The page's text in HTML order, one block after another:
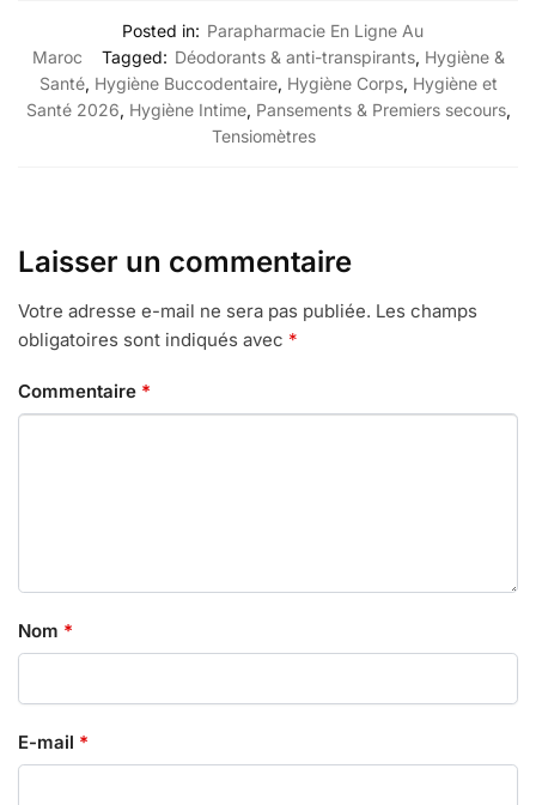
Posted in: Parapharmacie En Ligne Au
Maroc
Tagged: Déodorants & anti-transpirants, Hygiène &
Santé, Hygiène Buccodentaire, Hygiène Corps, Hygiène et
Santé 2026, Hygiène Intime, Pansements & Premiers secours,
Tensiomètres
Laisser un commentaire
Votre adresse e-mail ne sera pas publiée. Les champs
obligatoires sont indiqués avec *
Commentaire *
Nom *
E-mail *